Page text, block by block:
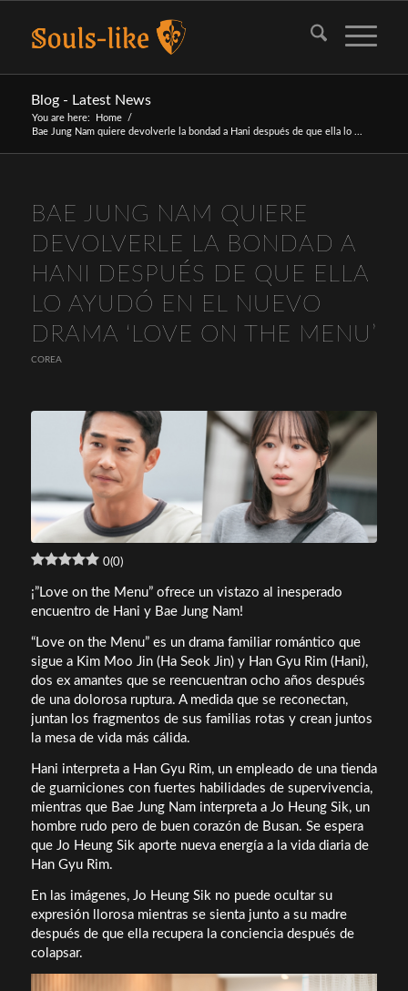
Blog - Latest News
You are here: Home
/
Bae Jung Nam quiere devolverle la bondad a Hani después de que ella lo ...
BAE JUNG NAM QUIERE
DEVOLVERLE LA BONDAD A
HANI DESPUÉS DE QUE ELLA
LO AYUDÓ EN EL NUEVO
DRAMA ‘LOVE ON THE MENU’
COREA
0(0)
¡”Love on the Menu” ofrece un vistazo al inesperado
encuentro de Hani y Bae Jung Nam!
“Love on the Menu” es un drama familiar romántico que
sigue a Kim Moo Jin (Ha Seok Jin) y Han Gyu Rim (Hani),
dos ex amantes que se reencuentran ocho años después
de una dolorosa ruptura. A medida que se reconectan,
juntan los fragmentos de sus familias rotas y crean juntos
la mesa de vida más cálida.
Hani interpreta a Han Gyu Rim, un empleado de una tienda
de guarniciones con fuertes habilidades de supervivencia,
mientras que Bae Jung Nam interpreta a Jo Heung Sik, un
hombre rudo pero de buen corazón de Busan. Se espera
que Jo Heung Sik aporte nueva energía a la vida diaria de
Han Gyu Rim.
En las imágenes, Jo Heung Sik no puede ocultar su
expresión llorosa mientras se sienta junto a su madre
después de que ella recupera la conciencia después de
colapsar.